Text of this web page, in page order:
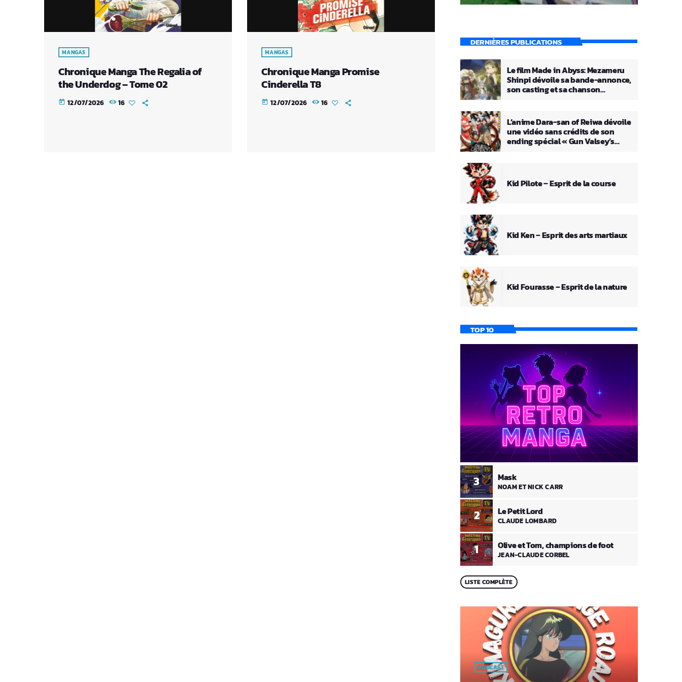
MANGAS
Chronique Manga The Regalia of
the Underdog – Tome 02
today 12/07/2026 16
MANGAS
Chronique Manga Promise
Cinderella T8
today 12/07/2026 16
DERNIÈRES PUBLICATIONS
Le film Made in Abyss: Mezameru
Shinpi dévoile sa bande-annonce,
son casting et sa chanson
L’anime Dara-san of Reiwa dévoile
une vidéo sans crédits de son
ending spécial « Gun Valsey’s
Kid Pilote – Esprit de la course
Kid Ken – Esprit des arts martiaux
Kid Fourasse – Esprit de la nature
TOP 10
1 Olive et Tom, champions de foot
JEAN-CLAUDE CORBEL
2 Le Petit Lord
CLAUDE LOMBARD
3 Mask
NOAM ET NICK CARR
LISTE COMPLÈTE
PODCAST